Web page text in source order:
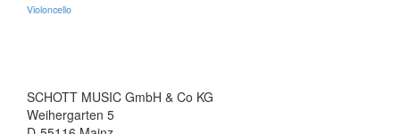
Violoncello
SCHOTT MUSIC GmbH & Co KG
Weihergarten 5